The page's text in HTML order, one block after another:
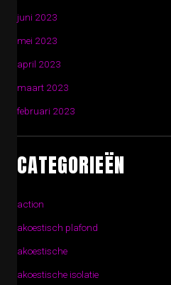
juni 2023
mei 2023
april 2023
maart 2023
februari 2023
CATEGORIEËN
action
akoestisch plafond
akoestische
akoestische isolatie